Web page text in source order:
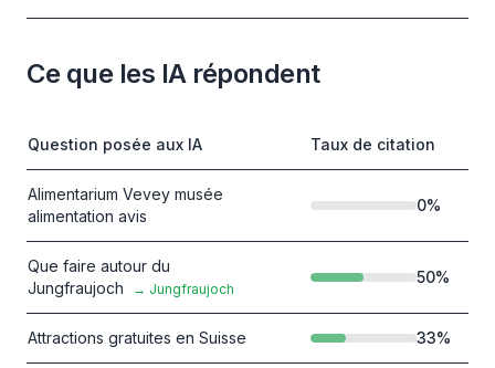
Ce que les IA répondent
Question posée aux IA Taux de citation
Alimentarium Vevey musée
alimentation avis
0%
Que faire autour du
Jungfraujoch
→ Jungfraujoch
50%
Attractions gratuites en Suisse 33%